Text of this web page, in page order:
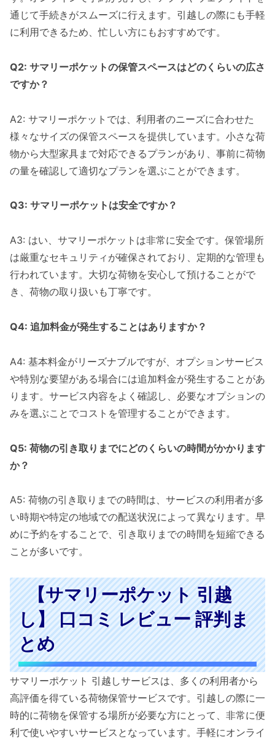
通じて手続きがスムーズに行えます。引越しの際にも手軽
に利用できるため、忙しい方にもおすすめです。
Q2: サマリーポケットの保管スペースはどのくらいの広さ
ですか？
A2: サマリーポケットでは、利用者のニーズに合わせた
様々なサイズの保管スペースを提供しています。小さな荷
物から大型家具まで対応できるプランがあり、事前に荷物
の量を確認して適切なプランを選ぶことができます。
Q3: サマリーポケットは安全ですか？
A3: はい、サマリーポケットは非常に安全です。保管場所
は厳重なセキュリティが確保されており、定期的な管理も
行われています。大切な荷物を安心して預けることがで
き、荷物の取り扱いも丁寧です。
Q4: 追加料金が発生することはありますか？
A4: 基本料金がリーズナブルですが、オプションサービス
や特別な要望がある場合には追加料金が発生することがあ
ります。サービス内容をよく確認し、必要なオプションの
みを選ぶことでコストを管理することができます。
Q5: 荷物の引き取りまでにどのくらいの時間がかかります
か？
A5: 荷物の引き取りまでの時間は、サービスの利用者が多
い時期や特定の地域での配送状況によって異なります。早
めに予約をすることで、引き取りまでの時間を短縮できる
ことが多いです。
【サマリーポケット 引越
し】 口コミ レビュー 評判ま
とめ
サマリーポケット 引越しサービスは、多くの利用者から
高評価を得ている荷物保管サービスです。引越しの際に一
時的に荷物を保管する場所が必要な方にとって、非常に便
利で使いやすいサービスとなっています。手軽にオンライ